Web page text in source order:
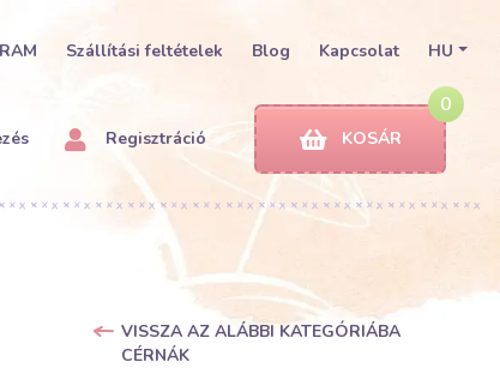
Szállítási feltételek Blog Kapcsolat HU
Regisztráció
0
KOSÁR
VISSZA AZ ALÁBBI KATEGÓRIÁBA
CÉRNÁK